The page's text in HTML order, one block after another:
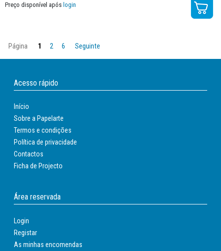
Preço disponível após login
Página 1 2 6 Seguinte
Acesso rápido
Início
Sobre a Papelarte
Termos e condições
Política de privacidade
Contactos
Ficha de Projecto
Área reservada
Login
Registar
As minhas encomendas